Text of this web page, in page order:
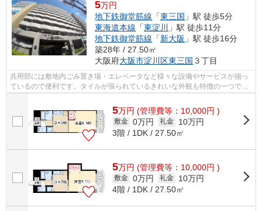
5万円
地下鉄御堂筋線 「東三国 」駅 徒歩5分
東海道本線 「東淀川
」駅 徒歩11分
地下鉄御堂筋線 「新大阪 」駅 徒歩16分
築28年 / 27.50㎡
大阪府大阪市淀川区東三国 ３丁目
共用部には敷地内ごみ置き場・エレベータなど様々な設備やサービスが揃っ
ているので便利です。タイルが張られているきれいな外観も特徴の一つで
5万円 (管理費等：10,000円 )
敷金 0万円 礼金
10万円
3階 / 1DK / 27.50㎡
5万円 (管理費等：10,000円 )
敷金 0万円 礼金
10万円
4階 / 1DK / 27.50㎡